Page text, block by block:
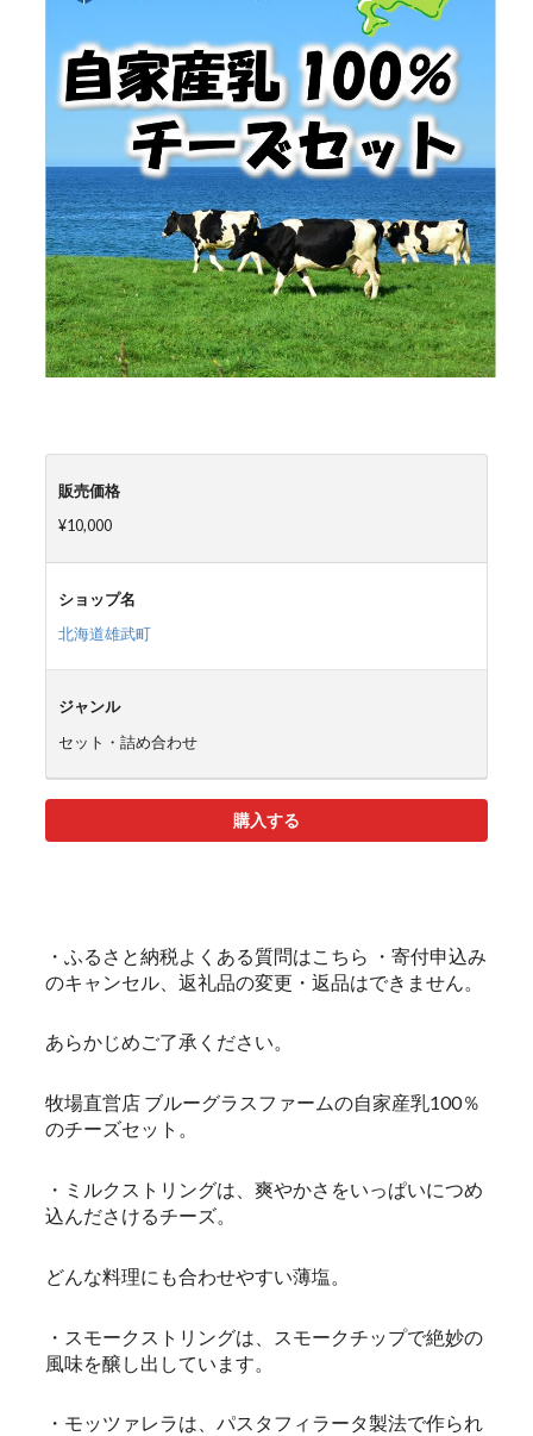
販売価格
¥10,000
ショップ名
北海道雄武町
ジャンル
セット・詰め合わせ
購入する
・ふるさと納税よくある質問はこちら ・寄付申込み
のキャンセル、返礼品の変更・返品はできません。
あらかじめご了承ください。
牧場直営店 ブルーグラスファームの自家産乳100％
のチーズセット。
・ミルクストリングは、爽やかさをいっぱいにつめ
込んださけるチーズ。
どんな料理にも合わせやすい薄塩。
・スモークストリングは、スモークチップで絶妙の
風味を醸し出しています。
・モッツァレラは、パスタフィラータ製法で作られ